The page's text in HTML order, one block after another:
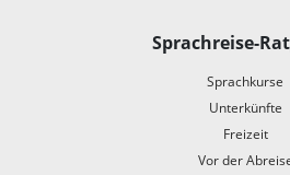
Sprachreise-
Sprachkurse
Unterkünfte
Freizeit
Vor der